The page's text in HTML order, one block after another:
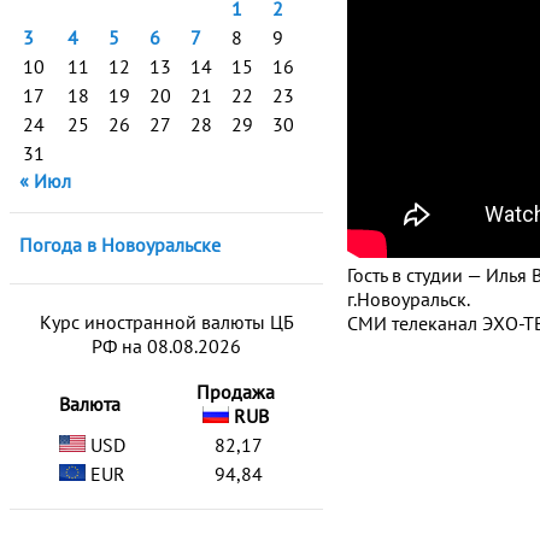
1
2
3
4 5 6 7 8
9
10
11 12 13 14 15
16
17
18 19 20 21 22
23
24
25 26 27 28 29
30
31
« Июл
Погода в Новоуральске
Курс иностранной валюты ЦБ
РФ на 08.08.2026
Валюта
Продажа
RUB
USD
82,17
EUR
94,84
Гость в студии —
г.Новоуральск.
СМИ телеканал ЭХО-